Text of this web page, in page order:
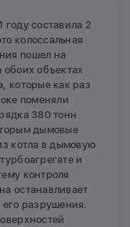
составила 2
колоссальная
пошел на
объектах
которые как раз
поменяли
380 тонн
дымовые
котла в дымовую
и
контроля
останавливает
его разрушения.